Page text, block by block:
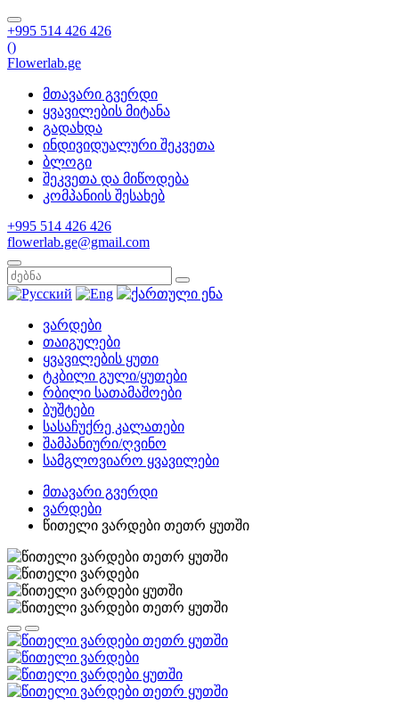
+995 514 426 426
()
Flowerlab.ge
მთავარი გვერდი
ყვავილების მიტანა
გადახდა
ინდივიდუალური შეკვეთა
ბლოგი
შეკვეთა და მიწოდება
კომპანიის შესახებ
+995 514 426 426
flowerlab.ge@gmail.com
ვარდები
თაიგულები
ყვავილების ყუთი
ტკბილი გული/ყუთები
რბილი სათამაშოები
ბუშტები
სასაჩუქრე კალათები
შამპანიური/ღვინო
სამგლოვიარო ყვავილები
მთავარი გვერდი
ვარდები
წითელი ვარდები თეთრ ყუთში